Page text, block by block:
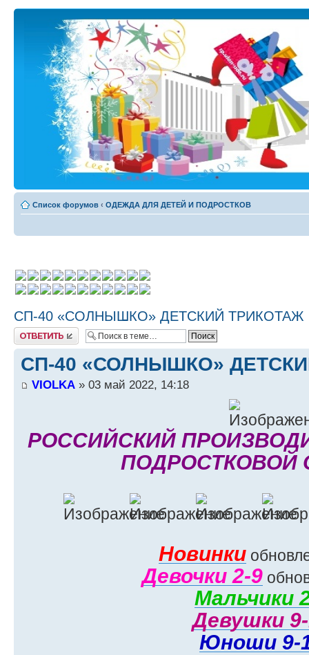
Список форумов ‹ ОДЕЖДА ДЛЯ ДЕТЕЙ И ПОДРОСТКОВ
СП-40 «СОЛНЫШКО» ДЕТСКИЙ ТРИКОТАЖ
Ответить
СП-40 «СОЛНЫШКО»
VIOLKA » 03 май 2022, 14:18
РОССИЙСКИЙ
Новинки
Девочки 2-9
Мальчики
Девушки
Юноши 9-